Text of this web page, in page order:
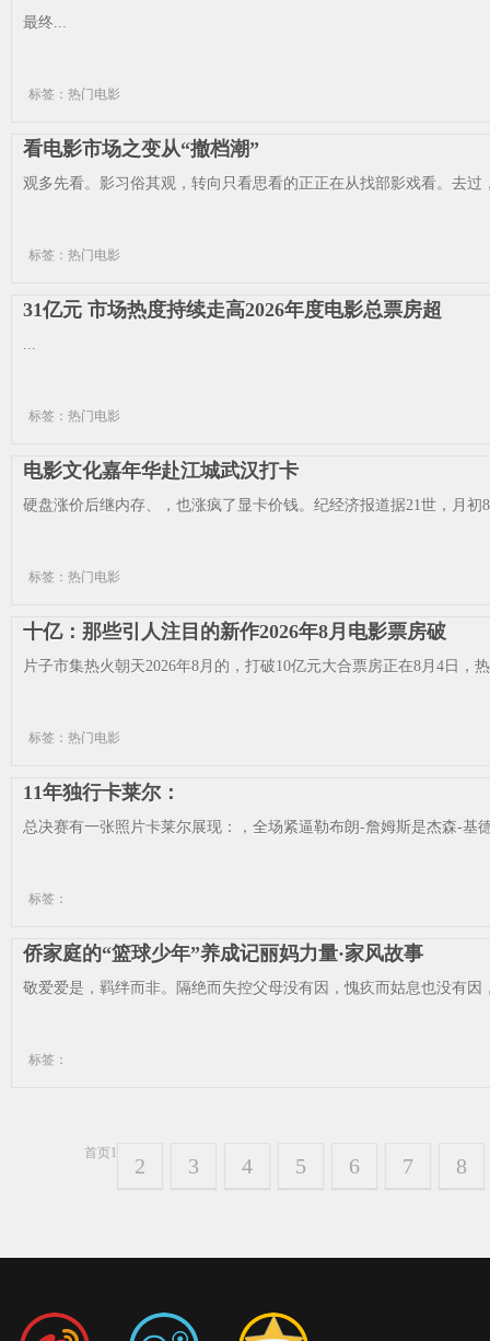
最终...
标签：热门电影
看电影市场之变从“撤档潮”
观多先看。影习俗其观，转向只看思看的正正在从找部影戏看。去
标签：热门电影
31亿元 市场热度持续走高2026年度电影总票房超
...
标签：热门电影
电影文化嘉年华赴江城武汉打卡
硬盘涨价后继内存、，也涨疯了显卡价钱。纪经济报道据21世，月
标签：热门电影
十亿：那些引人注目的新作2026年8月电影票房破
片子市集热火朝天2026年8月的，打破10亿元大合票房正在8月4日，
标签：热门电影
11年独行卡莱尔：
总决赛有一张照片卡莱尔展现：，全场紧逼勒布朗-詹姆斯是杰森-基
标签：
侨家庭的“篮球少年”养成记丽妈力量·家风故事
敬爱爱是，羁绊而非。隔绝而失控父母没有因，愧疚而姑息也没有
标签：
首页1
2 3 4 5 6 7 8